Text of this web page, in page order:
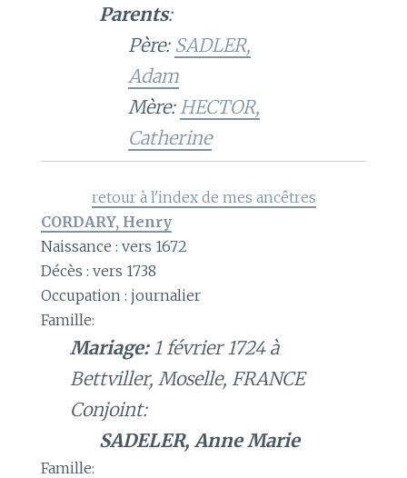
Parents:
Père: SADLER,
Adam
Mère: HECTOR,
Catherine
retour à l'index de mes ancêtres
CORDARY, Henry
Naissance : vers 1672
Décès : vers 1738
Occupation : journalier
Famille:
Mariage:1 février 1724 à
Bettviller, Moselle, FRANCE
Conjoint:
SADELER, Anne Marie
Famille: